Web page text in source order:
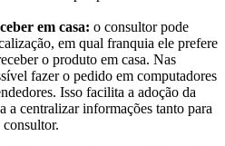
em casa: o consultor pode
em qual franquia ele prefere
o produto em casa. Nas
fazer o pedido em computadores
Isso facilita a adoção da
a centralizar informações tanto para